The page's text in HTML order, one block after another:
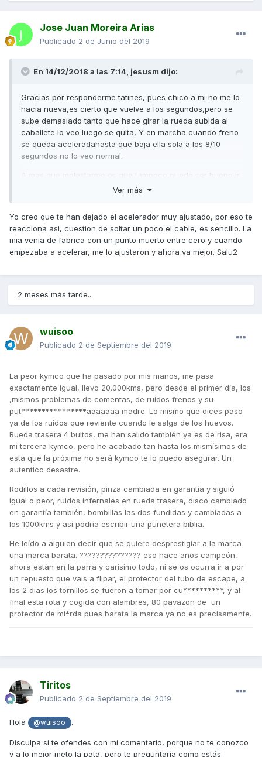
Jose Juan Moreira Arias
Publicado 2 de Junio del 2019
En 14/12/2018 a las 7:14, jesusm dijo:
Gracias por responderme tatines, pues chico a mi no me lo
hacia nueva,es cierto que vuelve a los segundos,pero se
sube demasiado tanto que hace girar la rueda subida al
caballete lo veo luego se quita, Y en marcha cuando freno
se queda aceleradahasta que baja ella sola a los 8/10
segundos no lo veo normal.
A mas que molestarme es que tampoco puede ser bueno ir
tirando tanto de freno para que reduzca la
pero como dice tiritos arriba a otro taller. gracias
Ver más
Yo creo que te han dejado el acelerador muy ajustado, por eso te
reacciona asi, cuestion de soltar un poco el cable, es sencillo. La
mia venia de fabrica con un punto muerto entre cero y cuando
empezaba a acelerar, me lo ajustaron y ahora va mejor. Salu2
2 meses más tarde...
wuisoo
Publicado 2 de Septiembre del 2019
La peor kymco que ha pasado por mis manos, me pasa
exactamente igual, llevo 20.000kms, pero desde el primer día, los
,mismos problemas de comentas, de ruidos frenos y su
put****************aaaaaaa madre. Lo mismo que dices paso
ya de los ruidos que reviente cuando le salga de los huevos.
Rueda trasera 4 bultos, me han salido también ya es de risa, era
mi tercera kymco, pero he acabado tan hasta los mismísimos de
esta que la próxima no será kymco te lo puedo asegurar. Un
autentico desastre.
Rodillos a cada revisión, pinza cambiada en garantía y siguió
igual o peor, ruidos infernales en rueda trasera, disco cambiado
en garantía también, bombillas las dos fundidas y cambiadas a
los 1000kms y así podría escribir una puñetera biblia.
He leído a alguien decir que se quiere desprestigiar a la marca
una marca barata. ??????????????? eso hace años campeón,
ahora están en la parra y carísimo todo, ni se os ocurra ir a por
un repuesto que vais a flipar, el protector del tubo de escape, a
los 2 dias los tornillos se fueron a tomar por cu**********, y al
final esta rota y cogida con alambres, 80 pavazon de un
protector de mi*rda pues barata la marca ya no es precisamente.
Tiritos
Publicado 2 de Septiembre del 2019
Hola @wuisoo .
Disculpa si te ofendes con mi comentario, porque no te conozco
y a lo mejor meto la pata, pero te preguntaría como estás